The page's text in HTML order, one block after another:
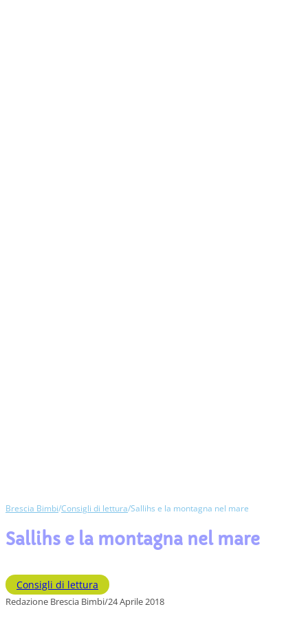
Brescia Bimbi/Consigli di lettura/Sallihs e la montagna nel mare
Sallihs e la montagna nel mare
Consigli di lettura
Redazione Brescia Bimbi/24 Aprile 2018